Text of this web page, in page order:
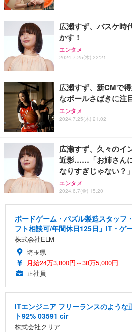
広瀬すず、バスケ時
かす！
エンタメ
2024.7.25(木) 22:21
広瀬すず、新CMで
なボールさばきに注
エンタメ
2024.7.25(木) 21:02
広瀬すず、久々のイ
近影……「お姉さん
なりすぎじゃない？」
エンタメ
2024.6.7(金) 15:20
ボードゲーム・パズル製造スタッフ
フト相談可/年間休日125日」IT・ゲ
株式会社ELM
埼玉県
月給24万3,800円～38万5,000円
正社員
ITエンジニア フリーランスのような
ト92% 03591 cir
株式会社クリア